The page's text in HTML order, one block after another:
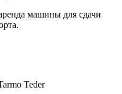
машины для сдачи
Teder